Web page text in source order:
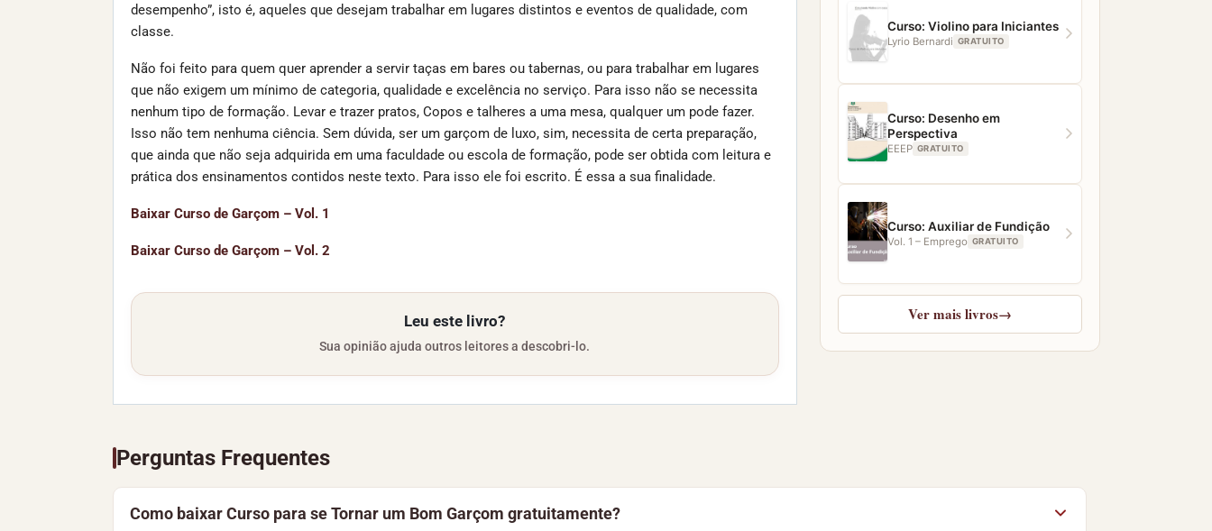
desempenho”, isto é, aqueles que desejam trabalhar em lugares distintos e eventos de qualidade, com
classe.
Não foi feito para quem quer aprender a servir taças em bares ou tabernas, ou para trabalhar em lugares
que não exigem um mínimo de categoria, qualidade e excelência no serviço. Para isso não se necessita
nenhum tipo de formação. Levar e trazer pratos, Copos e talheres a uma mesa, qualquer um pode fazer.
Isso não tem nenhuma ciência. Sem dúvida, ser um garçom de luxo, sim, necessita de certa preparação,
que ainda que não seja adquirida em uma faculdade ou escola de formação, pode ser obtida com leitura e
prática dos ensinamentos contidos neste texto. Para isso ele foi escrito. É essa a sua finalidade.
Baixar Curso de Garçom – Vol. 1
Baixar Curso de Garçom – Vol. 2
Leu este livro?
Sua opinião ajuda outros leitores a descobri-lo.
Perguntas Frequentes
Como baixar Curso para se Tornar um Bom Garçom gratuitamente?
Curso: Violino para Iniciantes
Lyrio Bernardi GRATUITO
Curso: Desenho em
Perspectiva
EEEP GRATUITO
Curso: Auxiliar de Fundição
Vol. 1 – Emprego GRATUITO
Ver mais livros→